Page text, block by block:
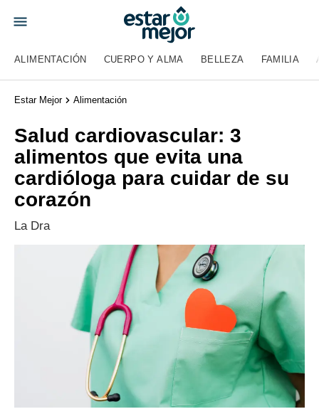
ALIMENTACIÓN CUERPO Y ALMA BELLEZA FAMILIA
Estar Mejor Alimentación
Salud cardiovascular: 3
alimentos que evita una
cardióloga para cuidar de su
corazón
La Dra